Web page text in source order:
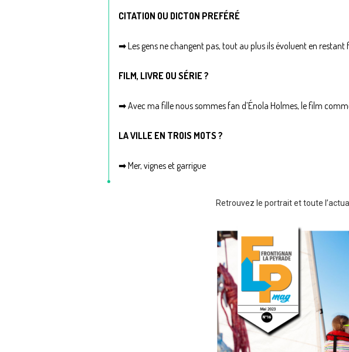
CITATION OU DICTON PREFÉRÉ
➡ Les gens ne changent pas, tout au plus ils évoluent en restant
FILM, LIVRE OU SÉRIE ?
➡ Avec ma fille nous sommes fan d’Énola Holmes, le film
LA VILLE EN TROIS MOTS ?
➡ Mer, vignes et garrigue
Retrouvez le portrait et toute